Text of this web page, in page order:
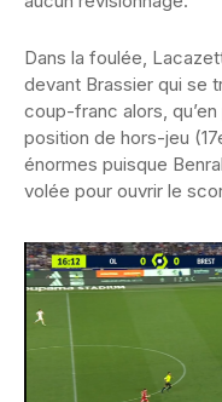
Dans la foulée,
devant Brassier qui se
coup-franc alors, qu’en
position de hors-jeu
énormes puisque
volée pour ouvrir le